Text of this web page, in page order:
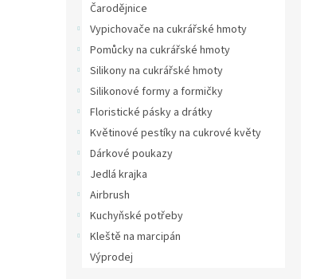
Čarodějnice
Vypichovače na cukrářské hmoty
Pomůcky na cukrářské hmoty
Silikony na cukrářské hmoty
Silikonové formy a formičky
Floristické pásky a drátky
Květinové pestíky na cukrové květy
Dárkové poukazy
Jedlá krajka
Airbrush
Kuchyňské potřeby
Kleště na marcipán
Výprodej